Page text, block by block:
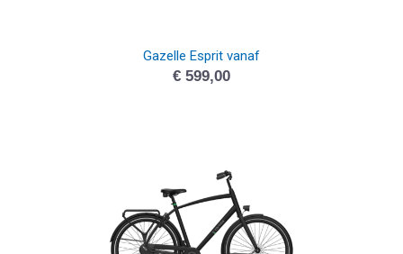
Gazelle Esprit vanaf
€599,00